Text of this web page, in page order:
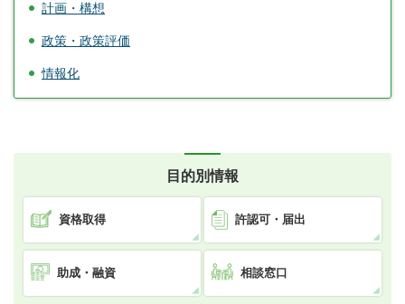
計画・構想
政策・政策評価
情報化
目的別情報
資格取得 許認可・届出
助成・融資 相談窓口